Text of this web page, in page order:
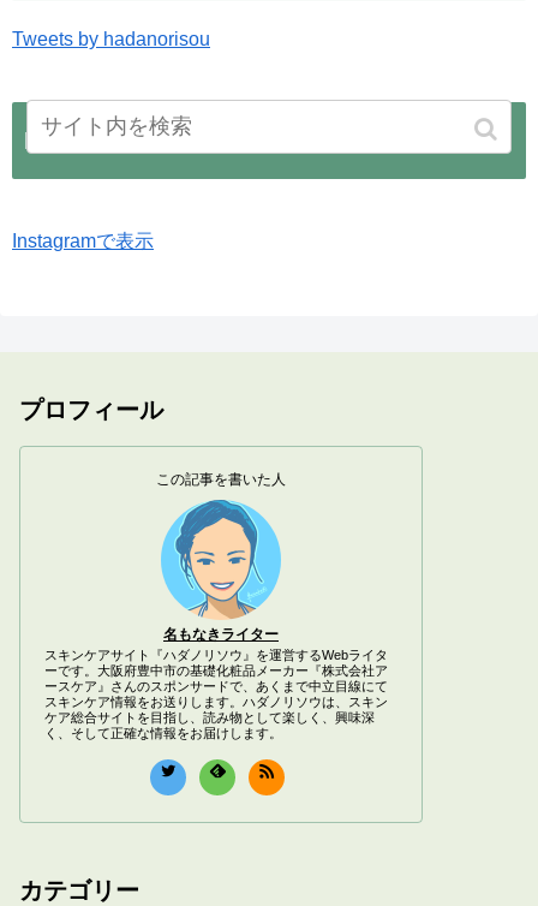
Tweets by hadanorisou
Instagram
Instagramで表示
プロフィール
この記事を書いた人
名もなきライター
スキンケアサイト『ハダノリソウ』を運営するWebライタ
ーです。大阪府豊中市の基礎化粧品メーカー『株式会社ア
ースケア』さんのスポンサードで、あくまで中立目線にて
スキンケア情報をお送りします。ハダノリソウは、スキン
ケア総合サイトを目指し、読み物として楽しく、興味深
く、そして正確な情報をお届けします。
カテゴリー